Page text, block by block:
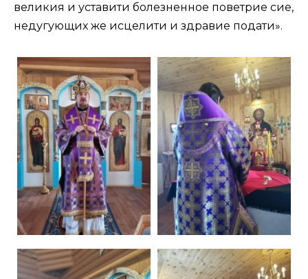
великия и уставити болезненное поветрие сие,
недугующих же исцелити и здравие подати».